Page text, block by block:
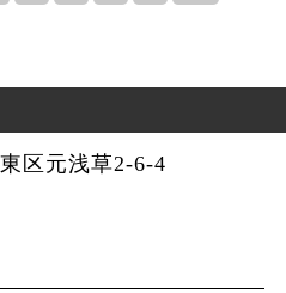
区元浅草2-6-4